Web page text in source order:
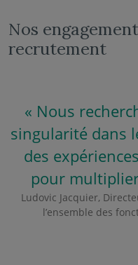
Nos
recrutement
« Nous
singularité dans
des
pour
Ludovic Jacquier,
l’ensemble des